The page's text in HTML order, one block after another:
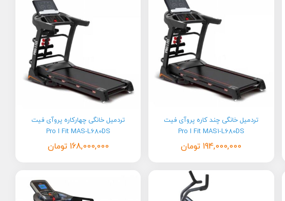
تردمیل خانگی چند کاره پروآی فیت
Pro I Fit MAS1-L680DS
194,000,000 تومان
تردمیل خانگی چهارکاره پروآی فیت
Pro I Fit MAS-L680DS
168,000,000 تومان